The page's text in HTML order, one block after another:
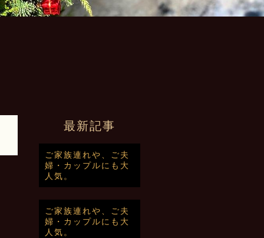
最新記事
ご家族連れや、ご夫
婦・カップルにも大
人気。
ご家族連れや、ご夫
婦・カップルにも大
人気。